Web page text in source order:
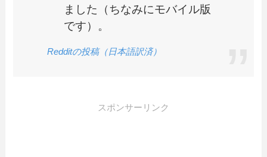
ました（ちなみにモバイル版
です）。
Redditの投稿（日本語訳済）
スポンサーリンク